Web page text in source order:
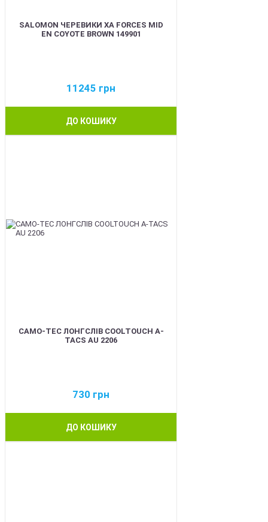
SALOMON ЧЕРЕВИКИ XA FORCES MID
EN COYOTE BROWN 149901
11245 грн
ДО КОШИКУ
CAMO-TEC ЛОНГСЛІВ COOLTOUCH A-
TACS AU 2206
730 грн
ДО КОШИКУ